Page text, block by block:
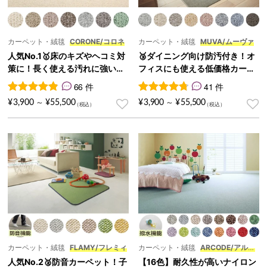
カーペット・絨毯 CORONE/コロネ
人気No.1🥇床のキズやヘコミ対
策に！長く使える汚れに強い激
安カーペット『CORONE/コロ
ネ』
66
件の利用者評価に基づく5段階評価のうち、4.92点
66 件
¥3,900 ～ ¥55,500
カーペット・絨毯 MUVA/ムーヴァ
🥉ダイニング向け防汚付き！オ
フィスにも使える低価格カーペ
ット『MUVA/ムーヴァ』
41
件の利用者評価に基づく5段
41 件
¥3,900 ～ ¥ 55,500
カーペット・絨毯 FLAMY/フレミィ
人気No.2🥈防音カーペット！子
カーペット・絨毯 ARCODE/アルコ
デ【16色】耐久性が高いナイロン